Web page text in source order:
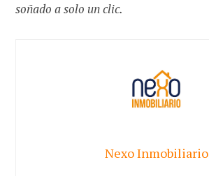
soñado a solo un clic.
Nexo Inmobiliario